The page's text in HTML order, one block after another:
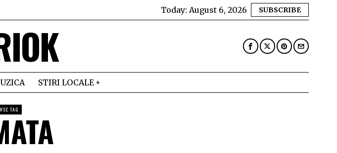
Today: August 6, 2026 SUBSCRIBE
STIRI LOCALE
TAG